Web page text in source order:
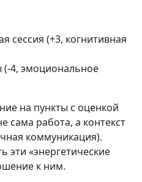
сессия (+3, когнитивная
4, эмоциональное
на пункты с оценкой
сама работа, а контекст
коммуникация).
«энергетические
к ним.